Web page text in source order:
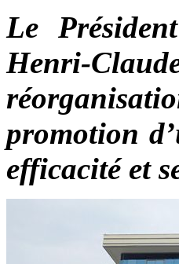
Le
Henri-
promotion
efficacité et